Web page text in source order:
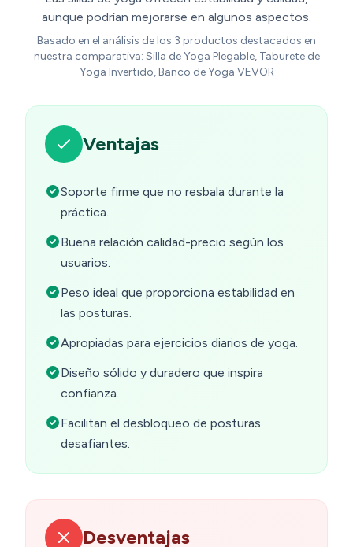
aunque podrían mejorarse en algunos aspectos.
Basado en el análisis de los 3 productos destacados en
nuestra comparativa: Silla de Yoga Plegable, Taburete de
Yoga Invertido, Banco de Yoga VEVOR
Ventajas
Soporte firme que no resbala durante la
práctica.
Buena relación calidad-precio según los
usuarios.
Peso ideal que proporciona estabilidad en
las posturas.
Apropiadas para ejercicios diarios de yoga.
Diseño sólido y duradero que inspira
confianza.
Facilitan el desbloqueo de posturas
desafiantes.
Desventajas